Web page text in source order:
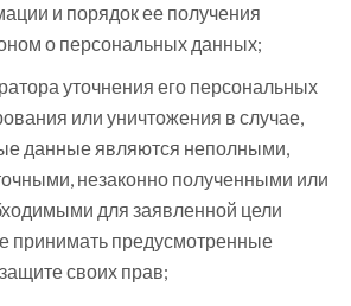
и порядок ее получения
о персональных данных;
уточнения его персональных
или уничтожения в случае,
данные являются неполными,
незаконно полученными или
для заявленной цели
принимать предусмотренные
своих прав;